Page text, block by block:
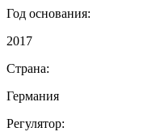
Год основания:
2017
Страна:
Германия
Регулятор: